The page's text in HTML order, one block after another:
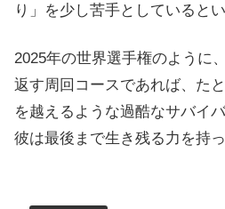
り」を少し苦手としているとい
2025年の世界選手権のように
返す周回コースであれば、た
を越えるような過酷なサバイ
彼は最後まで生き残る力を持っ